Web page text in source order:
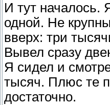
И тут началось.
одной. Не
вверх: три
Вывел сразу
Я сидел и
тысяч. Плюс те
достаточно.